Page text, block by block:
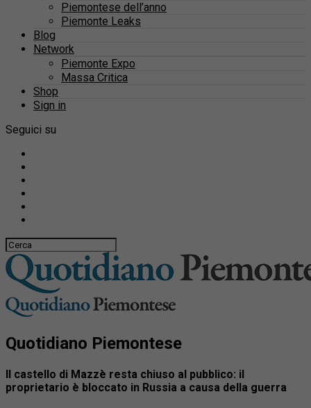
Piemontese dell’anno
Piemonte Leaks
Blog
Network
Piemonte Expo
Massa Critica
Shop
Sign in
Seguici su
Quotidiano Piemontese
Il castello di Mazzè resta chiuso al pubblico: il
proprietario è bloccato in Russia a causa della guerra